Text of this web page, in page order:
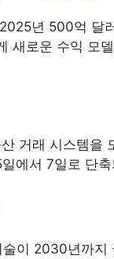
년 500억 달
새로운 수익 모
거래 시스템을
에서 7일로 단
이 2030년까지